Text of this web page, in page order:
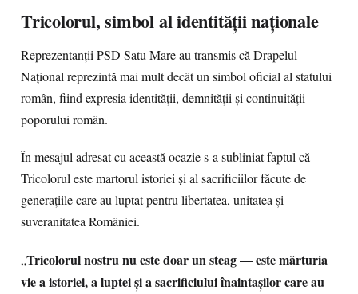
Tricolorul, simbol al identității naționale
Reprezentanții PSD Satu Mare au transmis că Drapelul
Național reprezintă mai mult decât un simbol oficial al statului
român, fiind expresia identității, demnității și continuității
poporului român.
În mesajul adresat cu această ocazie s-a subliniat faptul că
Tricolorul este martorul istoriei și al sacrificiilor făcute de
generațiile care au luptat pentru libertatea, unitatea și
suveranitatea României.
„Tricolorul nostru nu este doar un steag — este mărturia
vie a istoriei, a luptei și a sacrificiului înaintașilor care au